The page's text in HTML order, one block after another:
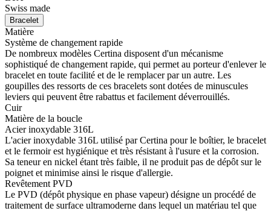
Swiss made
Bracelet
Matière
Système de changement rapide
De nombreux modèles Certina disposent d'un mécanisme
sophistiqué de changement rapide, qui permet au porteur d'enlever le
bracelet en toute facilité et de le remplacer par un autre. Les
goupilles des ressorts de ces bracelets sont dotées de minuscules
leviers qui peuvent être rabattus et facilement déverrouillés.
Cuir
Matière de la boucle
Acier inoxydable 316L
L'acier inoxydable 316L utilisé par Certina pour le boîtier, le bracelet
et le fermoir est hygiénique et très résistant à l'usure et la corrosion.
Sa teneur en nickel étant très faible, il ne produit pas de dépôt sur le
poignet et minimise ainsi le risque d'allergie.
Revêtement PVD
Le PVD (dépôt physique en phase vapeur) désigne un procédé de
traitement de surface ultramoderne dans lequel un matériau tel que